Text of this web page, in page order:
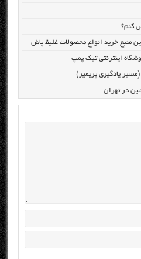
کنم؟
منبع خرید انواع محصولات غلیظ پاش
اینترنتی تیک پمپ
یادگیری پریمیر)
در تهران